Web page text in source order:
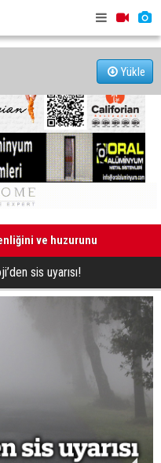
Yükle
ve huzurunu
sis uyarısı!